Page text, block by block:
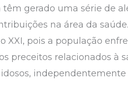
gerado uma série de
na área da
XXI, pois a população
preceitos relacionados à
independentemente